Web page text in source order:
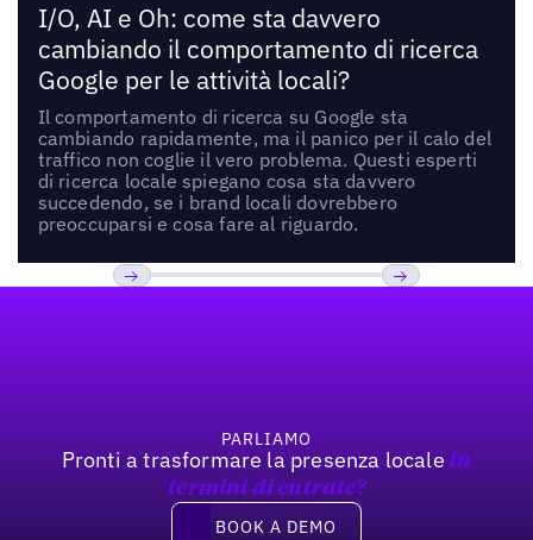
I/O, AI e Oh: come sta davvero
cambiando il comportamento di ricerca
Google per le attività locali?
Il comportamento di ricerca su Google sta
cambiando rapidamente, ma il panico per il calo del
traffico non coglie il vero problema. Questi esperti
di ricerca locale spiegano cosa sta davvero
succedendo, se i brand locali dovrebbero
preoccuparsi e cosa fare al riguardo.
PARLIAMO
Pronti a trasformare la presenza locale In
termini di entrate?
Book a demo
BOOK A DEMO